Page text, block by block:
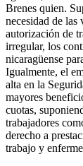
Brenes quien.
necesidad de las
autorización de
irregular, los
nicaragüense
Igualmente, el
alta en la
mayores
cuotas,
trabajadores
derecho a
trabajo y